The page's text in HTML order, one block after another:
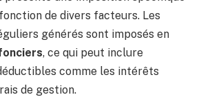
de divers facteurs. Les
générés sont imposés en
, ce qui peut inclure
comme les intérêts
de gestion.